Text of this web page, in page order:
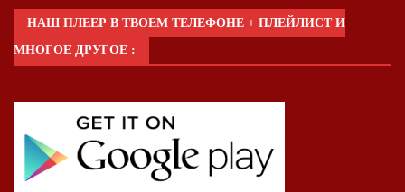
НАШ ПЛЕЕР В ТВОЕМ ТЕЛЕФОНЕ + ПЛЕЙЛИСТ И
МНОГОЕ ДРУГОЕ :